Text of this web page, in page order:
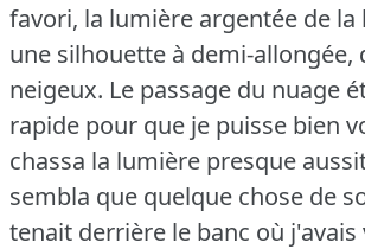
favori, la lumière argentée de
une silhouette à demi-allongée,
neigeux. Le passage du nuage
rapide pour que je puisse bien
chassa la lumière presque
sembla que quelque chose de
tenait derrière le banc où j'avais